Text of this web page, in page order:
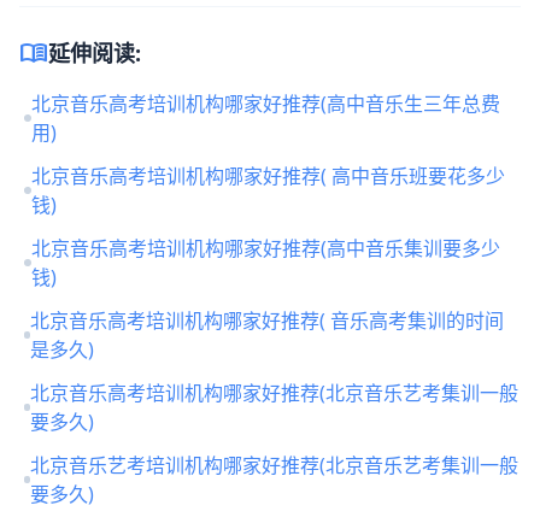
menu_book延伸阅读:
北京音乐高考培训机构哪家好推荐(高中音乐生三年总费
用)
北京音乐高考培训机构哪家好推荐( 高中音乐班要花多少
钱)
北京音乐高考培训机构哪家好推荐(高中音乐集训要多少
钱)
北京音乐高考培训机构哪家好推荐( 音乐高考集训的时间
是多久)
北京音乐高考培训机构哪家好推荐(北京音乐艺考集训一般
要多久)
北京音乐艺考培训机构哪家好推荐(北京音乐艺考集训一般
要多久)